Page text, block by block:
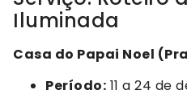
Iluminada
Casa do Papai Noel
Período: 11 a 24 de